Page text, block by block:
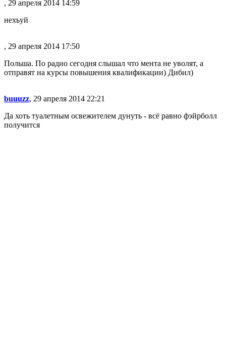
, 29 апреля 2014 14:59
нехъуй
, 29 апреля 2014 17:50
Польша. По радио сегодня слышал что мента не уволят, а
отправят на курсы повышения квалификации) Дибил)
buuuzz, 29 апреля 2014 22:21
Да хоть туалетным освежителем дунуть - всё равно фэйрболл
получится